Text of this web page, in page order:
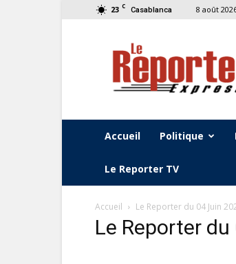
23 C Casablanca 8 août
Le
Reporter
Express
Accueil Politique
Le Reporter TV
Accueil Le Reporter du 04 Juin
Le Reporter